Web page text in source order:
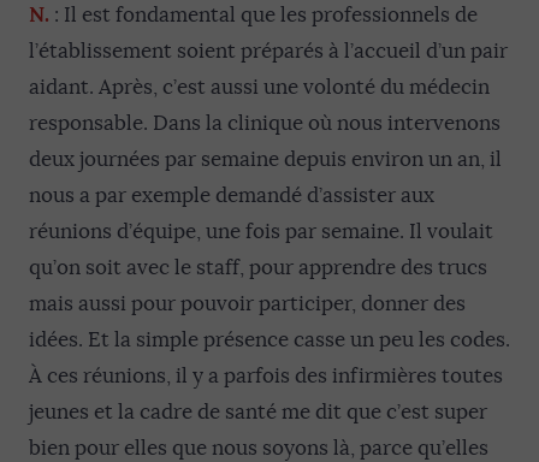
N. : Il est fondamental que les professionnels de
l’établissement soient préparés à l’accueil d’un pair
aidant. Après, c’est aussi une volonté du médecin
responsable. Dans la clinique où nous intervenons
deux journées par semaine depuis environ un an, il
nous a par exemple demandé d’assister aux
réunions d’équipe, une fois par semaine. Il voulait
qu’on soit avec le staff, pour apprendre des trucs
mais aussi pour pouvoir participer, donner des
idées. Et la simple présence casse un peu les codes.
À ces réunions, il y a parfois des infirmières toutes
jeunes et la cadre de santé me dit que c’est super
bien pour elles que nous soyons là, parce qu’elles